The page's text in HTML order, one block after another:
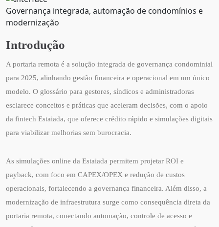
Governança integrada, automação de condomínios e
modernização
Introdução
A portaria remota é a solução integrada de governança condominial
para 2025, alinhando gestão financeira e operacional em um único
modelo. O glossário para gestores, síndicos e administradoras
esclarece conceitos e práticas que aceleram decisões, com o apoio
da fintech Estaiada, que oferece crédito rápido e simulações digitais
para viabilizar melhorias sem burocracia.
As simulações online da Estaiada permitem projetar ROI e
payback, com foco em CAPEX/OPEX e redução de custos
operacionais, fortalecendo a governança financeira. Além disso, a
modernização de infraestrutura surge como consequência direta da
portaria remota, conectando automação, controle de acesso e